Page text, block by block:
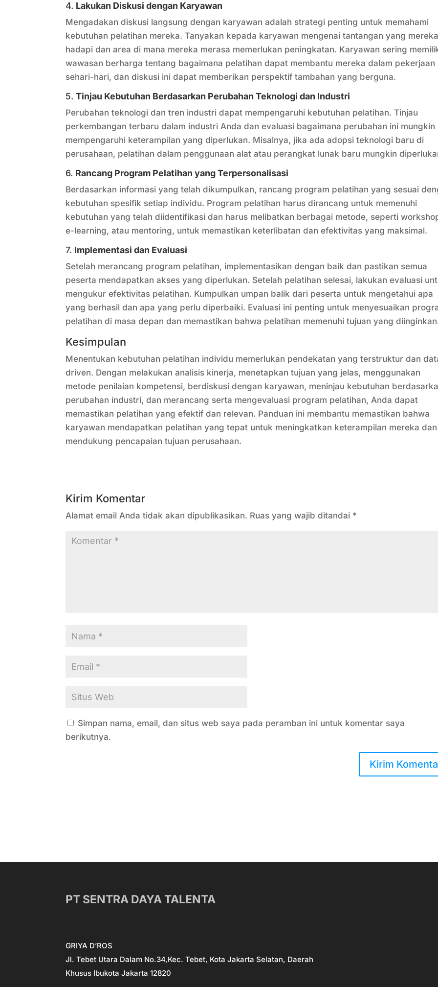
4. Lakukan Diskusi dengan Karyawan
Mengadakan diskusi langsung dengan karyawan adalah strategi penting untuk memahami
kebutuhan pelatihan mereka. Tanyakan kepada karyawan mengenai tantangan yang mereka
hadapi dan area di mana mereka merasa memerlukan peningkatan. Karyawan sering
wawasan berharga tentang bagaimana pelatihan dapat membantu mereka dalam pekerjaan
sehari-hari, dan diskusi ini dapat memberikan perspektif tambahan yang berguna.
5.Tinjau Kebutuhan Berdasarkan Perubahan Teknologi dan Industri
Perubahan teknologi dan tren industri dapat mempengaruhi kebutuhan pelatihan. Tinjau
perkembangan terbaru dalam industri Anda dan evaluasi bagaimana perubahan ini mungkin
mempengaruhi keterampilan yang diperlukan. Misalnya, jika ada adopsi teknologi baru di
perusahaan, pelatihan dalam penggunaan alat atau perangkat lunak baru mungkin
6. Rancang Program Pelatihan yang Terpersonalisasi
Berdasarkan informasi yang telah dikumpulkan, rancang program pelatihan yang sesuai
kebutuhan spesifik setiap individu. Program pelatihan harus dirancang untuk memenuhi
kebutuhan yang telah diidentifikasi dan harus melibatkan berbagai metode, seperti
e-learning, atau mentoring, untuk memastikan keterlibatan dan efektivitas yang maksimal.
7. Implementasi dan Evaluasi
Setelah merancang program pelatihan, implementasikan dengan baik dan pastikan semua
peserta mendapatkan akses yang diperlukan. Setelah pelatihan selesai, lakukan evaluasi
mengukur efektivitas pelatihan. Kumpulkan umpan balik dari peserta untuk mengetahui apa
yang berhasil dan apa yang perlu diperbaiki. Evaluasi ini penting untuk menyesuaikan
pelatihan di masa depan dan memastikan bahwa pelatihan memenuhi tujuan yang
Kesimpulan
Menentukan kebutuhan pelatihan individu memerlukan pendekatan yang terstruktur dan
driven. Dengan melakukan analisis kinerja, menetapkan tujuan yang jelas, menggunakan
metode penilaian kompetensi, berdiskusi dengan karyawan, meninjau kebutuhan
perubahan industri, dan merancang serta mengevaluasi program pelatihan, Anda dapat
memastikan pelatihan yang efektif dan relevan. Panduan ini membantu memastikan bahwa
karyawan mendapatkan pelatihan yang tepat untuk meningkatkan keterampilan mereka dan
mendukung pencapaian tujuan perusahaan.
Kirim Komentar
Alamat email Anda tidak akan dipublikasikan. Ruas yang wajib ditandai *
Simpan nama, email, dan situs web saya pada peramban ini untuk komentar saya
berikutnya.
PT SENTRA DAYA TALENTA
GRIYA D’ROS
Jl. Tebet Utara Dalam No.34,Kec. Tebet, Kota Jakarta Selatan, Daerah
Khusus Ibukota Jakarta 12820